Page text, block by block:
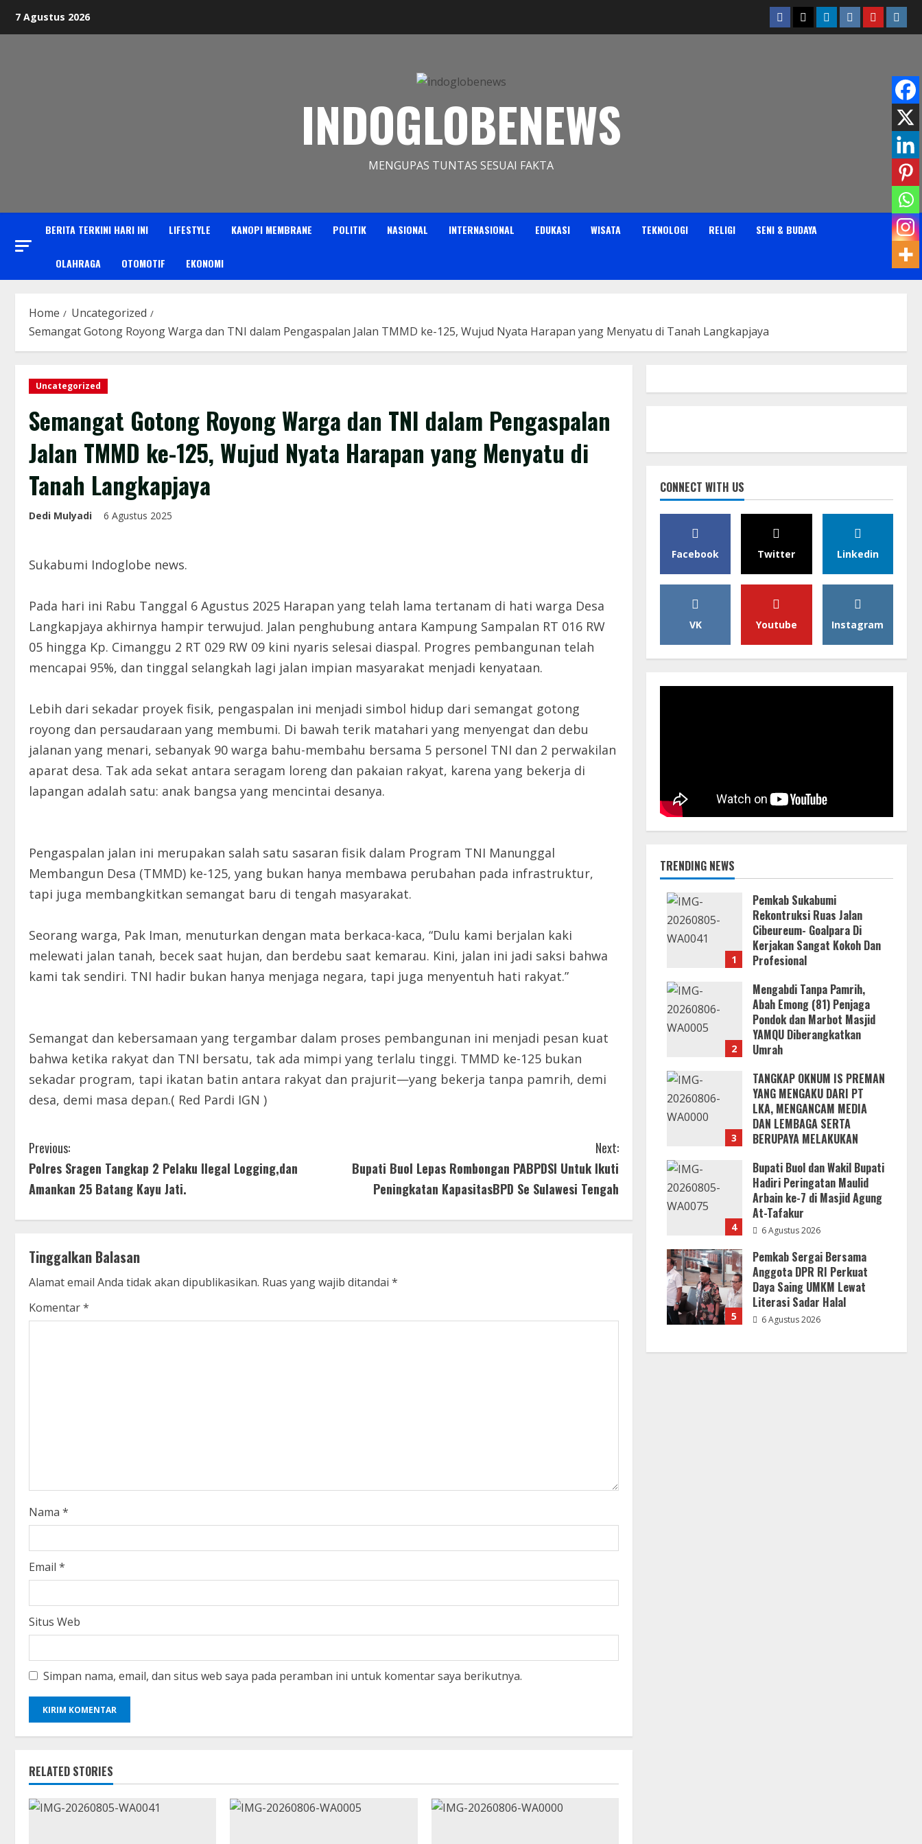
7 Agustus 2026 Facebook
TwitterLinkedin
VK Youtube
INDOGLOBENEWS
MENGUPAS TUNTAS SESUAI FAKTA
BERITA TERKINI HARI INI LIFESTYLE KANOPI MEMBRANE POLITIK NASIONAL INTERNASIONAL EDUKASI WISATA TEKNOLOGI RELIGI SENI & BUDAYA
OLAHRAGA OTOMOTIF EKONOMI
Home
Uncategorized
Semangat Gotong Royong Warga dan TNI dalam Pengaspalan Jalan TMMD ke-125, Wujud Nyata Harapan yang Menyatu di Tanah Langkapjaya
Uncategorized
Semangat Gotong Royong Warga dan TNI dalam Pengaspalan
Jalan TMMD ke-125, Wujud Nyata Harapan yang Menyatu di
Tanah Langkapjaya
Dedi Mulyadi 6 Agustus 2025
Sukabumi Indoglobe news.
Pada hari ini Rabu Tanggal 6 Agustus 2025 Harapan yang telah lama tertanam di hati warga Desa
Langkapjaya akhirnya hampir terwujud. Jalan penghubung antara Kampung Sampalan RT 016 RW
05 hingga Kp. Cimanggu 2 RT 029 RW 09 kini nyaris selesai diaspal. Progres pembangunan telah
mencapai 95%, dan tinggal selangkah lagi jalan impian masyarakat menjadi kenyataan.
Lebih dari sekadar proyek fisik, pengaspalan ini menjadi simbol hidup dari semangat gotong
royong dan persaudaraan yang membumi. Di bawah terik matahari yang menyengat dan debu
jalanan yang menari, sebanyak 90 warga bahu-membahu bersama 5 personel TNI dan 2 perwakilan
aparat desa. Tak ada sekat antara seragam loreng dan pakaian rakyat, karena yang bekerja di
lapangan adalah satu: anak bangsa yang mencintai desanya.
Pengaspalan jalan ini merupakan salah satu sasaran fisik dalam Program TNI Manunggal
Membangun Desa (TMMD) ke-125, yang bukan hanya membawa perubahan pada infrastruktur,
tapi juga membangkitkan semangat baru di tengah masyarakat.
Seorang warga, Pak Iman, menuturkan dengan mata berkaca-kaca, “Dulu kami berjalan kaki
melewati jalan tanah, becek saat hujan, dan berdebu saat kemarau. Kini, jalan ini jadi saksi bahwa
kami tak sendiri. TNI hadir bukan hanya menjaga negara, tapi juga menyentuh hati rakyat.”
Semangat dan kebersamaan yang tergambar dalam proses pembangunan ini menjadi pesan kuat
bahwa ketika rakyat dan TNI bersatu, tak ada mimpi yang terlalu tinggi. TMMD ke-125 bukan
sekadar program, tapi ikatan batin antara rakyat dan prajurit—yang bekerja tanpa pamrih, demi
desa, demi masa depan.( Red Pardi IGN )
C
o
i
n
u
i
n
g
Previous:
Polres Sragen Tangkap 2 Pelaku Ilegal Logging,dan
Amankan 25 Batang Kayu Jati.
Next:
Bupati Buol Lepas Rombongan PABPDSI Untuk Ikuti
Peningkatan KapasitasBPD Se Sulawesi Tengah
Tinggalkan Balasan
Alamat email Anda tidak akan dipublikasikan. Ruas yang wajib ditandai *
Komentar*
Nama *
Email *
Situs Web
Simpan nama, email, dan situs web saya pada peramban ini untuk komentar saya berikutnya.
RELATED STORIES
CONNECT WITH US
Facebook Twitter Linkedin
VK Youtube Instagram
TRENDING NEWS
1
Pemkab Sukabumi
Rekontruksi Ruas Jalan
Cibeureum- Goalpara Di
Kerjakan Sangat Kokoh Dan
Profesional
2
Mengabdi Tanpa Pamrih,
Abah Emong (81) Penjaga
Pondok dan Marbot Masjid
YAMQU Diberangkatkan
Umrah
3
TANGKAP OKNUM IS PREMAN
YANG MENGAKU DARI PT
LKA, MENGANCAM MEDIA
DAN LEMBAGA SERTA
BERUPAYA MELAKUKAN
6 Agustus 2026
4
Bupati Buol dan Wakil Bupati
Hadiri Peringatan Maulid
Arbain ke-7 di Masjid Agung
At-Tafakur
6 Agustus 2026
5
Pemkab Sergai Bersama
Anggota DPR RI Perkuat
Daya Saing UMKM Lewat
Literasi Sadar Halal
6 Agustus 2026